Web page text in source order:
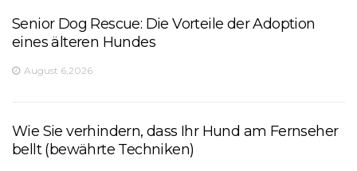
Senior Dog Rescue: Die Vorteile der Adoption
eines älteren Hundes
August 6,2026
Wie Sie verhindern, dass Ihr Hund am Fernseher
bellt (bewährte Techniken)